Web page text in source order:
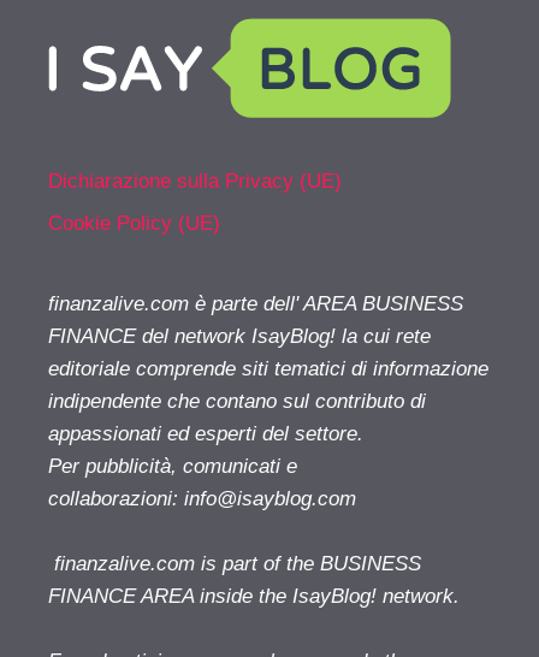
Dichiarazione sulla Privacy (UE)
Cookie Policy (UE)
finanzalive.com è parte dell' AREA BUSINESS
FINANCE del network IsayBlog! la cui rete
editoriale comprende siti tematici di informazione
indipendente che contano sul contributo di
appassionati ed esperti del settore.
Per pubblicità, comunicati e
collaborazioni: info@isayblog.com
finanzalive.com is part of the BUSINESS
FINANCE AREA inside the IsayBlog! network.